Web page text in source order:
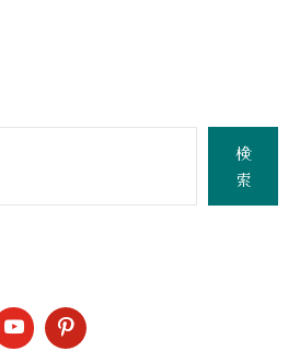
検
索